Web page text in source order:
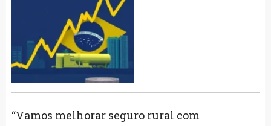
“Vamos melhorar seguro rural com